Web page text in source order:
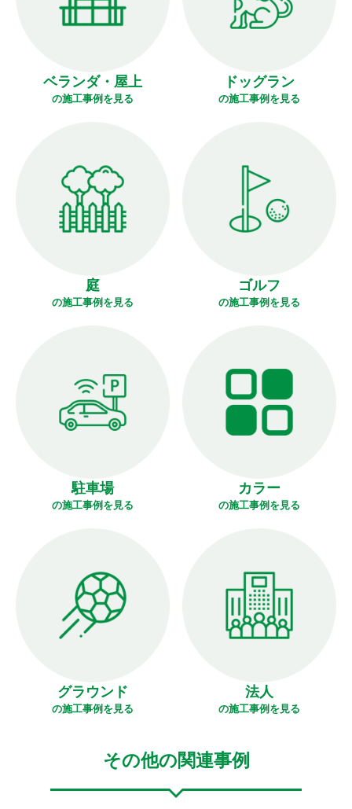
ベランダ・屋上
の施工事例を見る
ドッグラン
の施工事例を見る
庭
の施工事例を見る
ゴルフ
の施工事例を見る
駐車場
の施工事例を見る
カラー
の施工事例を見る
グラウンド
の施工事例を見る
法人
の施工事例を見る
その他の関連事例